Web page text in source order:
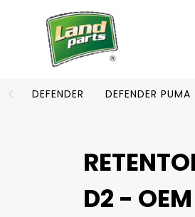
DEFENDER DEFENDER PUMA
D2 -